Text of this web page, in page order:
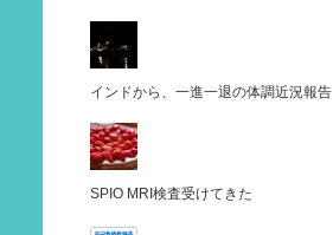
インドから、一進一退の体調近況報告
SPIO MRI検査受けてきた